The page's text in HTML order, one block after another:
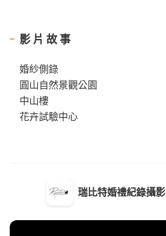
影片故事
婚紗側錄
圓山自然景觀公園
中山樓
花卉試驗中心
瑞比特婚禮紀錄攝影